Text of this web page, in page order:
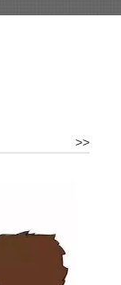
>>